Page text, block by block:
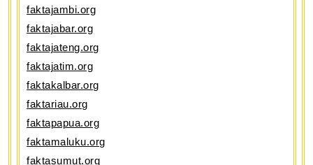
faktajambi.org
faktajabar.org
faktajateng.org
faktajatim.org
faktakalbar.org
faktariau.org
faktapapua.org
faktamaluku.org
faktasumut.org